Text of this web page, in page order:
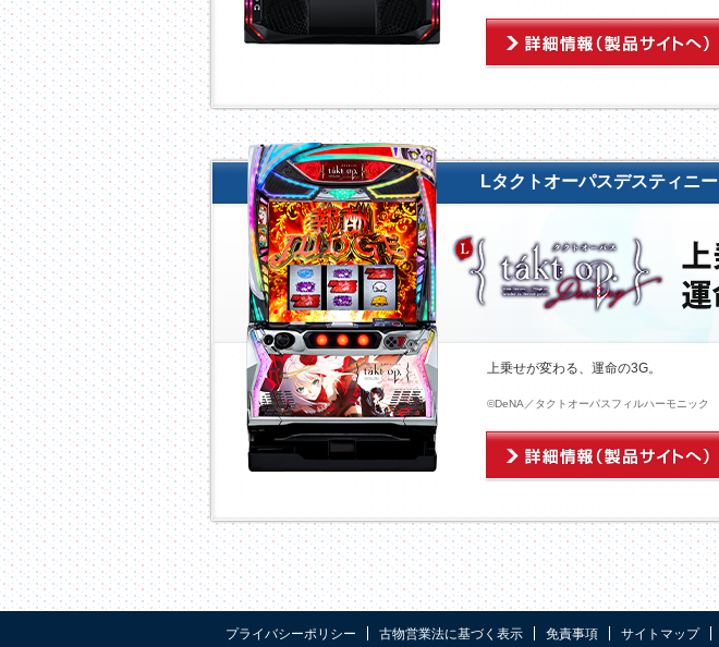
Lタクトオーパスデスティニー
上乗せが変わる、運命の3G。
©DeNA／タクトオーパスフィルハーモニック
プライバシーポリシー 古物営業法に基づく表示 免責事項 サイトマップ